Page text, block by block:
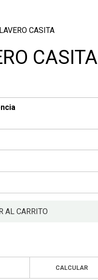
CASITA
CASITA
AL CARRITO
CALCULAR